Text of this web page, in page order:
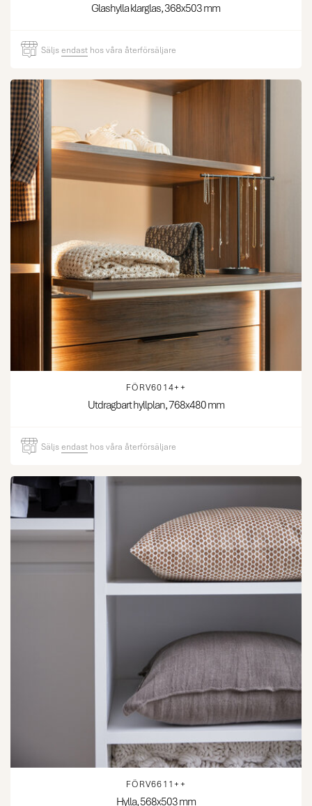
Glashylla klarglas, 368x503 mm
Säljsendast hos våra återförsäljare
FÖRV6014++
Utdragbart hyllplan, 768x480 mm
Säljsendast hos våra återförsäljare
FÖRV6611++
Hylla, 568x503 mm